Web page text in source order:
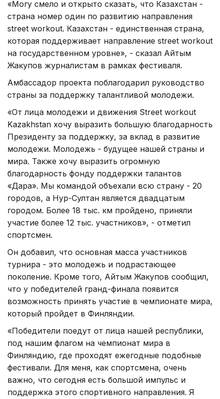
«Могу смело и открыто сказать, что Казахстан -
страна номер один по развитию направления
street workout. Казахстан - единственная страна,
которая поддерживает направление street workout
на государственном уровне», - сказал Айтым
Жакупов журналистам в рамках фестиваля.
Амбассадор проекта поблагодарил руководство
страны за поддержку талантливой молодежи.
«От лица молодежи и движения Street workout
Kazakhstan хочу выразить большую благодарность
Президенту за поддержку, за вклад в развитие
молодежи. Молодежь - будущее нашей страны и
мира. Также хочу выразить огромную
благодарность фонду поддержки талантов
«Дара». Мы командой объехали всю страну - 20
городов, а Нур-Султан является двадцатым
городом. Более 18 тыс. км пройдено, приняли
участие более 12 тыс. участников», - отметил
спортсмен.
Он добавил, что основная масса участников
турнира - это молодежь и подрастающее
поколение. Кроме того, Айтым Жакупов сообщил,
что у победителей гранд-финала появится
возможность принять участие в чемпионате мира,
который пройдет в Финляндии.
«Победители поедут от лица нашей республики,
под нашим флагом на чемпионат мира в
Финляндию, где проходят ежегодные подобные
фестивали. Для меня, как спортсмена, очень
важно, что сегодня есть большой импульс и
поддержка этого спортивного направления. Я